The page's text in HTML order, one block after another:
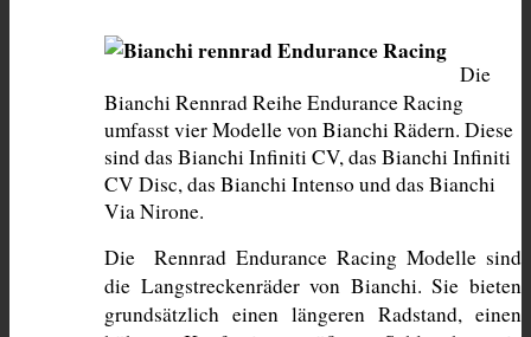
Die
Bianchi Rennrad Reihe Endurance Racing
umfasst vier Modelle von Bianchi Rädern. Diese
sind das Bianchi Infiniti CV, das Bianchi Infiniti
CV Disc, das Bianchi Intenso und das Bianchi
Via Nirone.
Die  Rennrad Endurance Racing Modelle sind
die Langstreckenräder von Bianchi. Sie bieten
grundsätzlich einen längeren Radstand, einen